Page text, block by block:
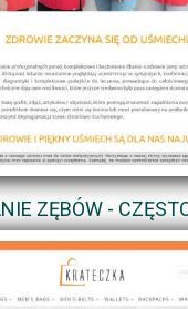
ZĘBÓW -